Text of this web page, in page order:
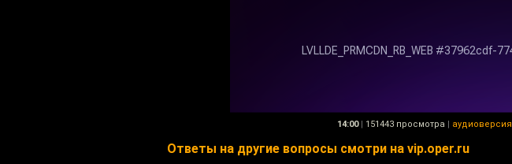
14:00 | 151443 просмотра | аудиоверсия
Ответы на другие вопросы смотри на vip.oper.ru